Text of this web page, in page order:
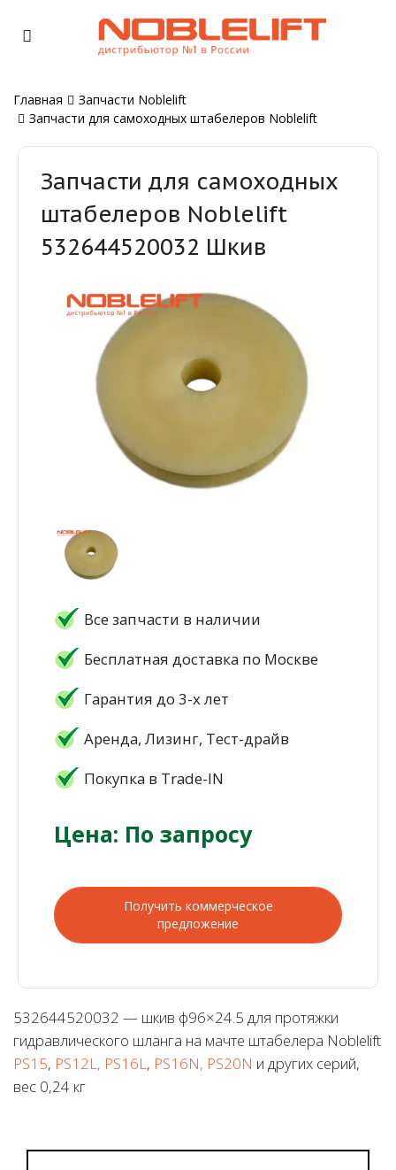
Главная
Запчасти Noblelift
Запчасти для самоходных штабелеров Noblelift
Запчасти для самоходных
штабелеров Noblelift
532644520032 Шкив
Все запчасти в наличии
Бесплатная доставка по Москве
Гарантия до 3-х лет
Аренда, Лизинг, Тест-драйв
Покупка в Trade-IN
Цена: По запросу
Получить коммерческое
предложение
532644520032 — шкив ф96×24.5 для протяжки
гидравлического шланга на мачте штабелера Noblelift
PS15, PS12L, PS16L , PS16N, PS20N и других серий,
вес 0,24 кг